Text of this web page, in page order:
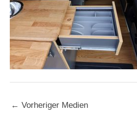
← Vorheriger Medien